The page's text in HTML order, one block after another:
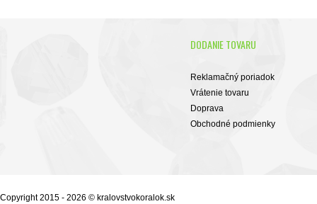
DODANIE TOVARU
Reklamačný poriadok
Vrátenie tovaru
Doprava
Obchodné podmienky
Copyright 2015 - 2026 © kralovstvokoralok.sk